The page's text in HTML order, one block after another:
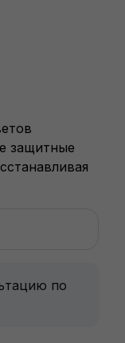
защитные
по